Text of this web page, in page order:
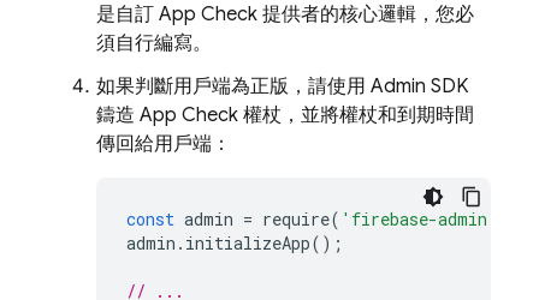
是自訂 App Check 提供者的核心邏輯，您必
須自行編寫。
如果判斷用戶端為正版，請使用 Admin SDK
鑄造 App Check 權杖，並將權杖和到期時間
傳回給用戶端：
const admin = require( 'firebase-admin'
admin . initializeApp();
// ...